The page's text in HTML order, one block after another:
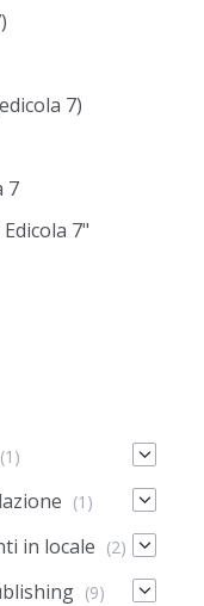
7)
7
7"
(1)
(1)
in locale (2)
(9)